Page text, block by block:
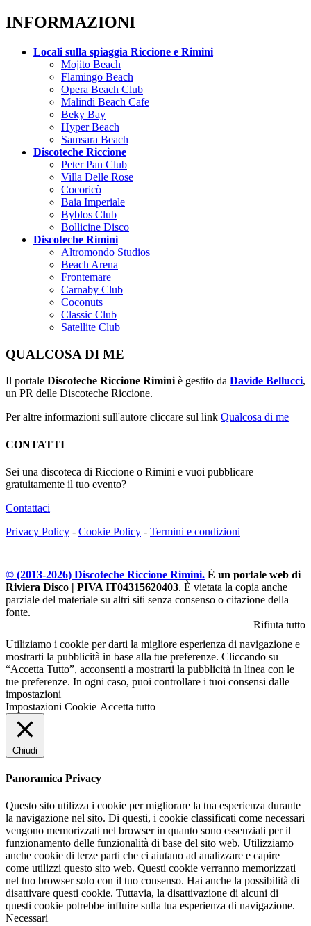
INFORMAZIONI
Locali sulla spiaggia Riccione e Rimini
Mojito Beach
Flamingo Beach
Opera Beach Club
Malindi Beach Cafe
Beky Bay
Hyper Beach
Samsara Beach
Discoteche Riccione
Peter Pan Club
Villa Delle Rose
Cocoricò
Baia Imperiale
Byblos Club
Bollicine Disco
Discoteche Rimini
Altromondo Studios
Beach Arena
Frontemare
Carnaby Club
Coconuts
Classic Club
Satellite Club
QUALCOSA DI ME
Il portale Discoteche Riccione Rimini è gestito da Davide Bellucci,
un PR delle Discoteche Riccione.
Per altre informazioni sull'autore cliccare sul link Qualcosa di me
CONTATTI
Sei una discoteca di Riccione o Rimini e vuoi pubblicare
gratuitamente il tuo evento?
Contattaci
Privacy Policy - Cookie Policy - Termini e condizioni
© (2013-2026) Discoteche Riccione Rimini. È un portale web di
Riviera Disco | PIVA IT04315620403. È vietata la copia anche
parziale del materiale su altri siti senza consenso o citazione della
fonte.
Rifiuta tutto
Utiliziamo i cookie per darti la migliore esperienza di navigazione e
mostrarti la pubblicità in base alla tue preferenze. Cliccando su
“Accetta Tutto”, acconsenti a mostrarti la pubblicità in linea con le
tue preferenze. In ogni caso, puoi controllare i tuoi consensi dalle
impostazioni
Impostazioni Cookie Accetta tutto
Chiudi
Panoramica Privacy
Questo sito utilizza i cookie per migliorare la tua esperienza durante
la navigazione nel sito. Di questi, i cookie classificati come necessari
vengono memorizzati nel browser in quanto sono essenziali per il
funzionamento delle funzionalità di base del sito web. Utilizziamo
anche cookie di terze parti che ci aiutano ad analizzare e capire
come utilizzi questo sito web. Questi cookie verranno memorizzati
nel tuo browser solo con il tuo consenso. Hai anche la possibilità di
disattivare questi cookie. Tuttavia, la disattivazione di alcuni di
questi cookie potrebbe influire sulla tua esperienza di navigazione.
Necessari